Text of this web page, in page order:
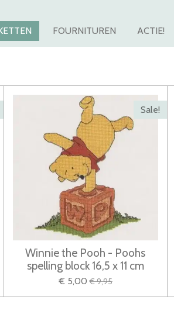
FOURNITUREN ACTIE!
Sale!
Winnie the Pooh - Poohs
spelling block 16,5 x 11 cm
€ 5,00 € 9,95